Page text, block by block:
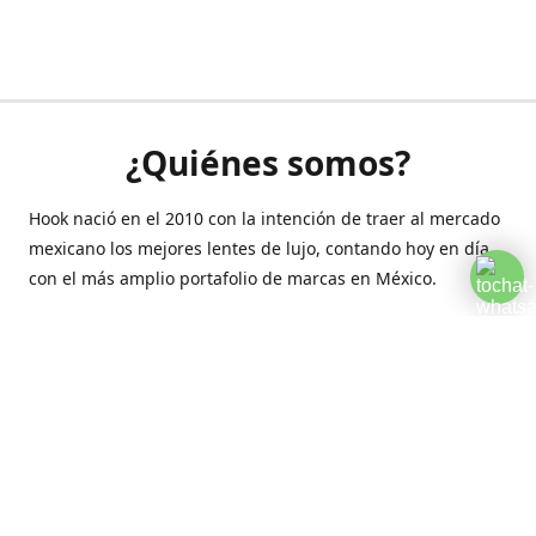
¿Quiénes somos?
Hook nació en el 2010 con la intención de traer al mercado
mexicano los mejores lentes de lujo, contando hoy en día
con el más amplio portafolio de marcas en México.